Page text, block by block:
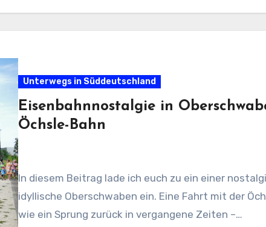
Unterwegs in Süddeutschland
Eisenbahnnostalgie in
Öchsle-Bahn
In diesem Beitrag lade ich euch zu ein einer
idyllische Oberschwaben ein. Eine Fahrt mit der
wie ein Sprung zurück in vergangene Zeiten –…